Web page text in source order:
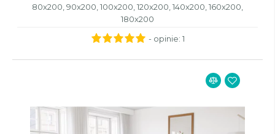
80x200, 90x200, 100x200, 120x200, 140x200, 160x200,
180x200
- opinie: 1